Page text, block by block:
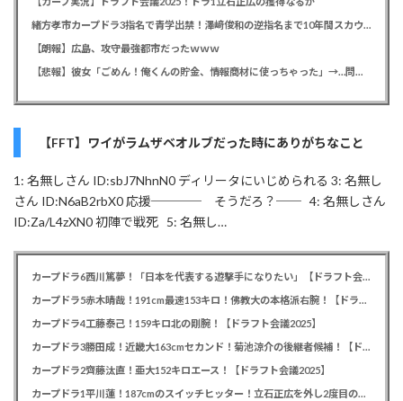
緒方孝市カープドラ3指名で青学出禁！澤﨑俊和の逆指名まで10年間スカウト出禁
【朗報】広島、攻守最強都市だったｗｗｗ
【悲報】彼女「ごめん！俺くんの貯金、情報商材に使っちゃった」→…問い詰めたらギャン泣きされたんだが俺が悪いのか？
【FFT】ワイがラムザベオルブだった時にありがちなこと
1: 名無しさん ID:sbJ7NhnN0 ディリータにいじめられる 3: 名無し
さん ID:N6aB2rbX0 応援──── そうだろ？── 4: 名無しさん
ID:Za/L4zXN0 初陣で戦死 5: 名無し…
カープドラ6西川篤夢！「日本を代表する遊撃手になりたい」【ドラフト会議2025】
カープドラ5赤木晴哉！191cm最速153キロ！佛教大の本格派右腕！【ドラフト会議2025】
カープドラ4工藤泰己！159キロ北の剛腕！【ドラフト会議2025】
カープドラ3勝田成！近畿大163cmセカンド！菊池涼介の後継者候補！【ドラフト会議2025】
カープドラ2齊藤汰直！亜大152キロエース！【ドラフト会議2025】
カープドラ1平川蓮！187cmのスイッチヒッター！立石正広を外し2度目の重複も新井監督がクジを引き当てる！【ドラフト会議2025】